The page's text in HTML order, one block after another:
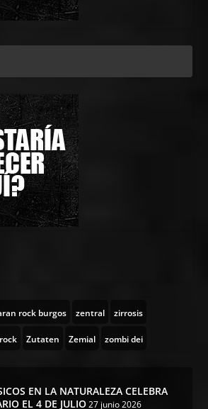
rock burgos zentral zirrosis
Zutaten Zemial zombi dei
EN LA NATURALEZA CELEBRA
EL 4 DE JULIO 27 junio 2026